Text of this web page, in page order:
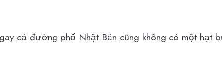
cả đường phố Nhật Bản cũng không có một hạt